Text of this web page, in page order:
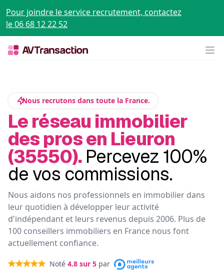
Pour joindre le service recrutement, contactez
le 06 68 12 22 52
Nous recrutons dans toute la France.
Le réseau immobilier
des pros en Lieuron
(35550). Percevez 100%
de vos commissions.
Nous aidons nos professionnels en immobilier dans
leur quotidien à développer leur activité
d'indépendant et leurs revenus depuis 2006. Plus de
100 conseillers immobiliers en France nous font
actuellement confiance.
Noté 4.8 sur 5 par